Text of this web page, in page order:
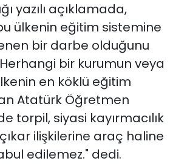
yazılı açıklamada,
ülkenin eğitim sistemine
bir darbe olduğunu
bir kurumun veya
en köklü eğitim
Atatürk Öğretmen
torpil, siyasi kayırmacılık
ilişkilerine araç haline
edilemez." dedi.